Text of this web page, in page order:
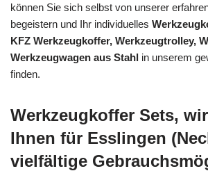
können Sie sich selbst von unserer
begeistern und Ihr individuelles
KFZ Werkzeugkoffer, Werkzeugtrolley,
Werkzeugwagen aus Stahl in unserem
finden.
Werkzeugkoffer Sets,
Ihnen für Esslingen
vielfältige